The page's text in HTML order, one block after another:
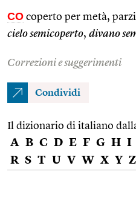
CO coperto per metà,
cielo semicoperto, divano
Correzioni e suggerimenti
Condividi
Il dizionario di italiano
A B C D E F G H I
R S T U V W X Y Z